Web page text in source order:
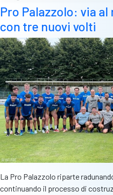
Pro Palazzolo: via
con tre nuovi volti
La Pro Palazzolo riparte
continuando il processo di